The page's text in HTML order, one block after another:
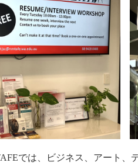
では、ビジネス、アート